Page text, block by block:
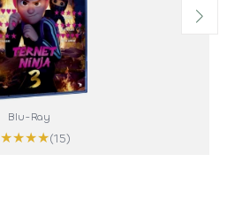
Blu-Ray
★★★★(15)